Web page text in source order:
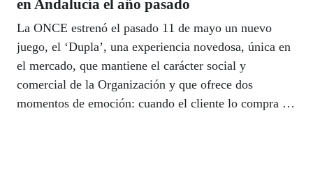
en Andalucía el año pasado
La ONCE estrenó el pasado 11 de mayo un nuevo
juego, el ‘Dupla’, una experiencia novedosa, única en
el mercado, que mantiene el carácter social y
comercial de la Organización y que ofrece dos
momentos de emoción: cuando el cliente lo compra y